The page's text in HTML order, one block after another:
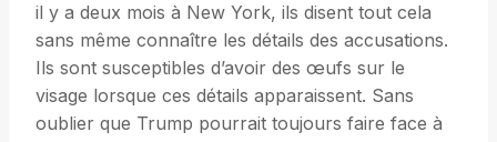
il y a deux mois à New York, ils disent tout cela
sans même connaître les détails des accusations.
Ils sont susceptibles d’avoir des œufs sur le
visage lorsque ces détails apparaissent. Sans
oublier que Trump pourrait toujours faire face à